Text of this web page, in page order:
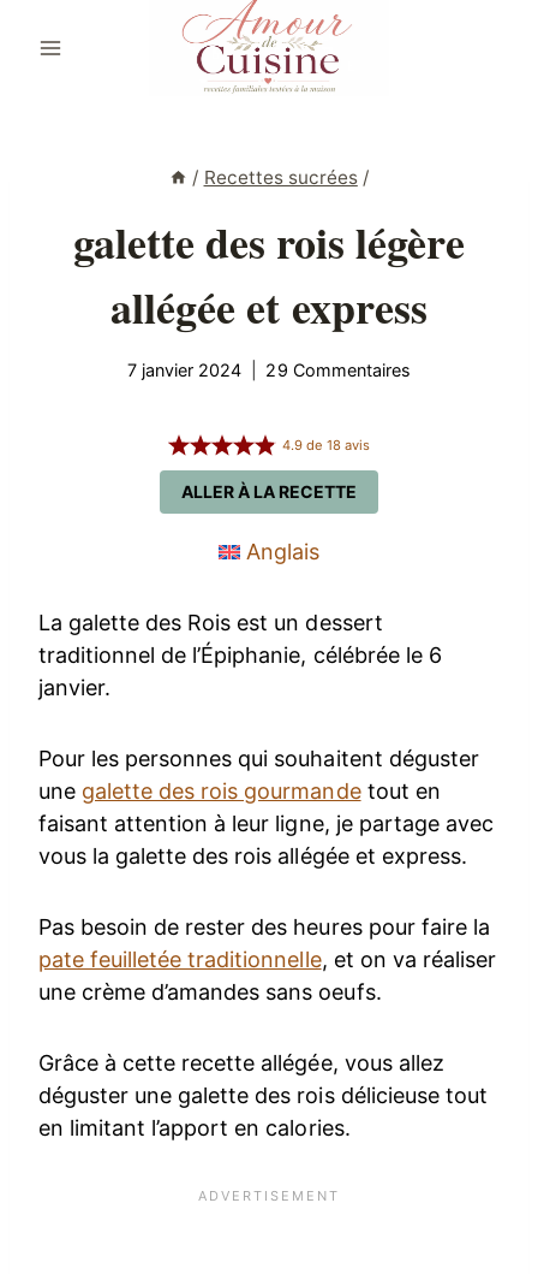
/ Recettes sucrées /
galette des rois légère
allégée et express
7 janvier 2024 29 Commentaires
ALLER À LA RECETTE
4.9de 18 avis
Anglais
La galette des Rois est un dessert
traditionnel de l’Épiphanie, célébrée le 6
janvier.
Pour les personnes qui souhaitent déguster
une galette des rois gourmandetout en
faisant attention à leur ligne, je partage avec
vous la galette des rois allégée et express.
Pas besoin de rester des heures pour faire la
pate feuilletée traditionnelle, et on va réaliser
une crème d’amandes sans oeufs.
Grâce à cette recette allégée, vous allez
déguster une galette des rois délicieuse tout
en limitant l’apport en calories.